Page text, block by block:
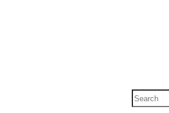
Search